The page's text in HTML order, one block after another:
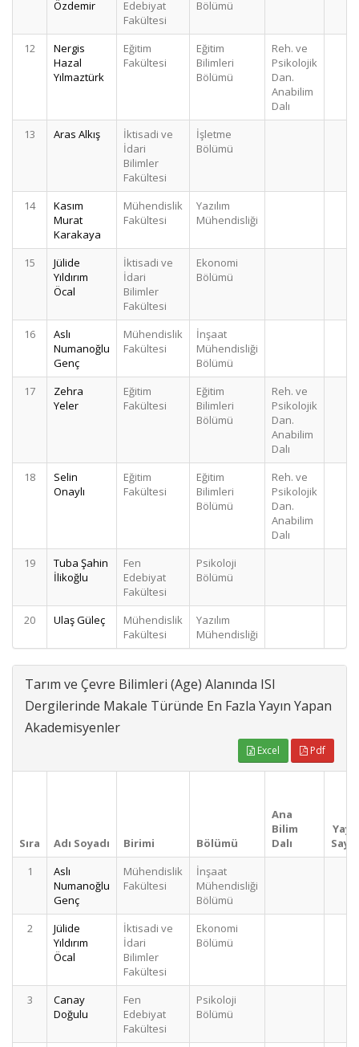
Özdemir
Edebiyat
Fakültesi
Bölümü
12
Nergis
Hazal
Yılmaztürk
Eğitim
Fakültesi
Eğitim
Bilimleri
Bölümü
Reh. ve
Psikolojik
Dan.
Anabilim
Dalı
13 Aras Alkış
İktisadi ve
İdari
Bilimler
Fakültesi
İşletme
Bölümü
14
Kasım
Murat
Karakaya
Mühendislik
Fakültesi
Yazılım
Mühendisliği
15
Jülide
Yıldırım
Öcal
İktisadi ve
İdari
Bilimler
Fakültesi
Ekonomi
Bölümü
16
Aslı
Numanoğlu
Genç
Mühendislik
Fakültesi
İnşaat
Mühendisliği
Bölümü
17
Zehra
Yeler
Eğitim
Fakültesi
Eğitim
Bilimleri
Bölümü
Reh. ve
Psikolojik
Dan.
Anabilim
Dalı
18
Selin
Onaylı
Eğitim
Fakültesi
Eğitim
Bilimleri
Bölümü
Reh. ve
Psikolojik
Dan.
Anabilim
Dalı
19
Tuba Şahin
İlikoğlu
Fen
Edebiyat
Fakültesi
Psikoloji
Bölümü
20 Ulaş Güleç
Mühendislik
Fakültesi
Yazılım
Mühendisliği
Tarım ve Çevre Bilimleri (Age) Alanında ISI
Dergilerinde Makale Türünde En Fazla Yayın Yapan
Akademisyenler
Excel Pdf
Sıra Adı Soyadı Birimi Bölümü
Ana
Bilim
Dalı
1
Aslı
Numanoğlu
Genç
Mühendislik
Fakültesi
İnşaat
Mühendisliği
Bölümü
2
Jülide
Yıldırım
Öcal
İktisadi ve
İdari
Bilimler
Fakültesi
Ekonomi
Bölümü
3
Canay
Doğulu
Fen
Edebiyat
Fakültesi
Psikoloji
Bölümü